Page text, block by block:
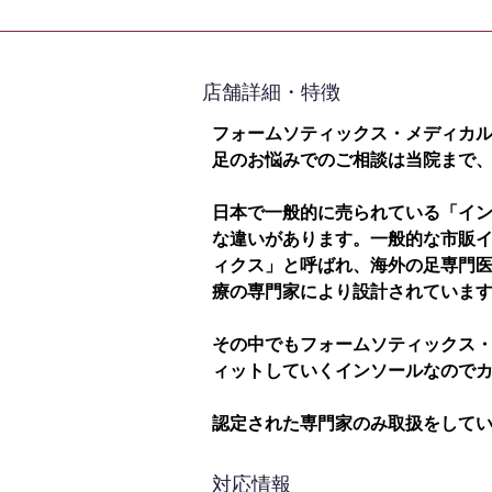
​店舗詳細・特徴
フォームソティックス・メディカ
足のお悩みでのご相談は当院まで
日本で一般的に売られている「イ
な違いがあります。一般的な市販
ィクス」と呼ばれ、海外の足専門
療の専門家により設計されていま
その中でもフォームソティックス
ィットしていくインソールなので
認定された専門家のみ取扱をして
対応情報